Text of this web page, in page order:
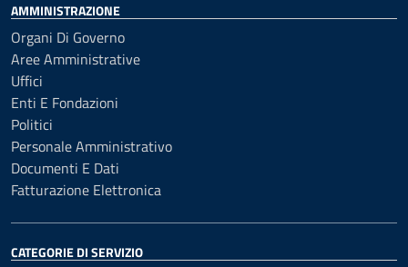
AMMINISTRAZIONE
Organi Di Governo
Aree Amministrative
Uffici
Enti E Fondazioni
Politici
Personale Amministrativo
Documenti E Dati
Fatturazione Elettronica
CATEGORIE DI SERVIZIO